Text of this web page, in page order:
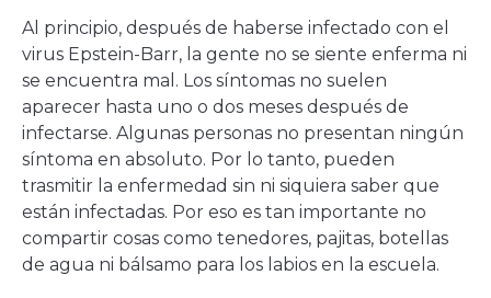
Al principio, después de haberse infectado con el
virus Epstein-Barr, la gente no se siente enferma ni
se encuentra mal. Los síntomas no suelen
aparecer hasta uno o dos meses después de
infectarse. Algunas personas no presentan ningún
síntoma en absoluto. Por lo tanto, pueden
trasmitir la enfermedad sin ni siquiera saber que
están infectadas. Por eso es tan importante no
compartir cosas como tenedores, pajitas, botellas
de agua ni bálsamo para los labios en la escuela.